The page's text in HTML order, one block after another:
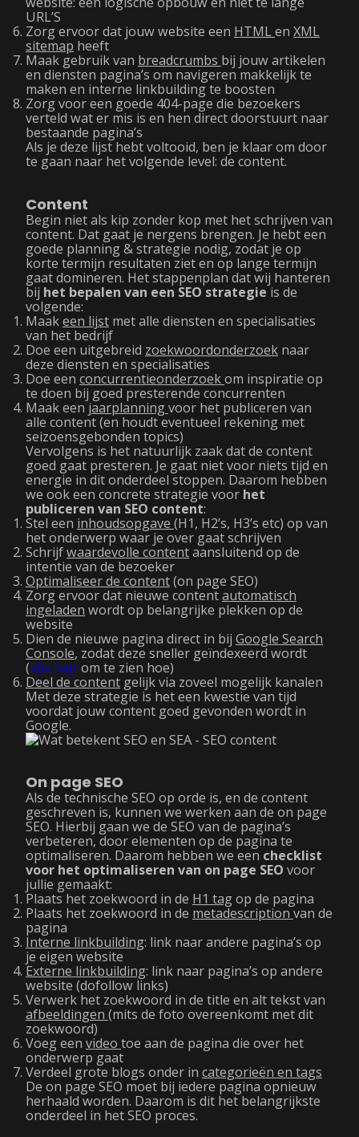
URL’S
Zorg ervoor dat jouw website een HTMLen XML
sitemap heeft
Maak gebruik van breadcrumbs bij jouw artikelen
en diensten pagina’s om navigeren makkelijk te
maken en interne linkbuilding te boosten
Zorg voor een goede 404-page die bezoekers
verteld wat er mis is en hen direct doorstuurt naar
bestaande pagina’s
Als je deze lijst hebt voltooid, ben je klaar om door
te gaan naar het volgende level: de content.
Content
Begin niet als kip zonder kop met het schrijven van
content. Dat gaat je nergens brengen. Je hebt een
goede planning & strategie nodig, zodat je op
korte termijn resultaten ziet en op lange termijn
gaat domineren. Het stappenplan dat wij hanteren
bij het bepalen van een SEO strategieis de
volgende:
Maakeen lijst met alle diensten en specialisaties
van het bedrijf
Doe een uitgebreid zoekwoordonderzoek naar
deze diensten en specialisaties
Doe een concurrentieonderzoekom inspiratie op
te doen bij goed presterende concurrenten
Maak eenjaarplanningvoor het publiceren van
alle content (en houdt eventueel rekening met
seizoensgebonden topics)
Vervolgens is het natuurlijk zaak dat de content
goed gaat presteren. Je gaat niet voor niets tijd en
energie in dit onderdeel stoppen. Daarom hebben
we ook een concrete strategie voor het
publiceren van SEO content:
Stel een inhoudsopgave (H1, H2’s, H3’s etc) op van
het onderwerp waar je over gaat schrijven
Schrijfwaardevolle contentaansluitend op de
intentie van de bezoeker
Optimaliseer de content(on page SEO)
Zorg ervoor dat nieuwe contentautomatisch
ingeladen wordt op belangrijke plekken op de
website
Dien de nieuwe pagina direct in bij Google Search
Console, zodat deze sneller geïndexeerd wordt
(klik hierom te zien hoe)
Deel de content gelijk via zoveel mogelijk kanalen
Met deze strategie is het een kwestie van tijd
voordat jouw content goed gevonden wordt in
Google.
On page SEO
Als de technische SEO op orde is, en de content
geschreven is, kunnen we werken aan de on page
SEO. Hierbij gaan we de SEO van de pagina’s
verbeteren, door elementen op de pagina te
optimaliseren. Daarom hebben we een checklist
voor het optimaliseren van on page SEO voor
jullie gemaakt:
Plaats het zoekwoord in de H1 tagop de pagina
Plaats het zoekwoord in de metadescription van de
pagina
Interne linkbuilding: link naar andere pagina’s op
je eigen website
Externe linkbuilding: link naar pagina’s op andere
website (dofollow links)
Verwerk het zoekwoord in de title en alt tekst van
afbeeldingen (mits de foto overeenkomt met dit
zoekwoord)
Voeg een video toe aan de pagina die over het
onderwerp gaat
Verdeel grote blogs onder in categorieën en tags
De on page SEO moet bij iedere pagina opnieuw
herhaald worden. Daarom is dit het belangrijkste
onderdeel in het SEO proces.